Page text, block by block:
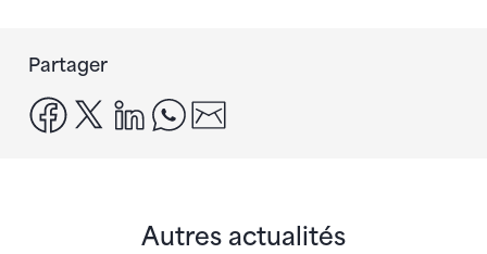
Partager
facebook
x linkedinwhatsapp
Autres actualités